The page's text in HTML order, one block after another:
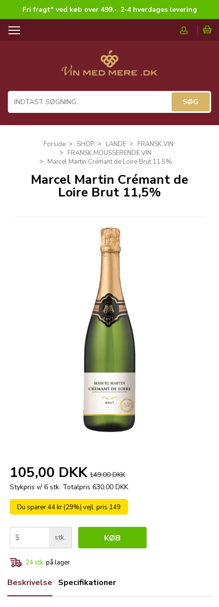
Fri fragt* ved køb over 499,-. 2-4 hverdages levering
T
a
i
Forside SHOP LANDE
FRANSK VIN
FRANSK MOUSSERENDE VIN
Marcel Martin Crémant de Loire Brut 11,5%
Marcel Martin Crémant de
Loire Brut 11,5%
105,00 DKK 149,00 DKK
Stykpris v/ 6 stk. Totalpris 630,00 DKK
Du sparer 44 kr (29%) vejl. pris 149
stk. KØB
24 stk. på lager
Beskrivelse Specifikationer